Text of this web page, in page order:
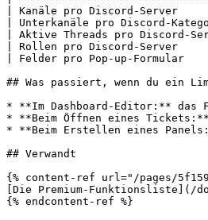
| Kanäle pro Discord-Server
| Unterkanäle pro Discord-
| Aktive Threads pro Discord-
| Rollen pro Discord-Server
| Felder pro Pop-up-
## Was passiert, wenn du ein
* **Im Dashboard-Editor:** das
* **Beim Öffnen eines
* **Beim Erstellen eines
## Verwandt
{% content-ref url="/pages/
[Die Premium-Funktionsliste](/
{% endcontent-ref %}